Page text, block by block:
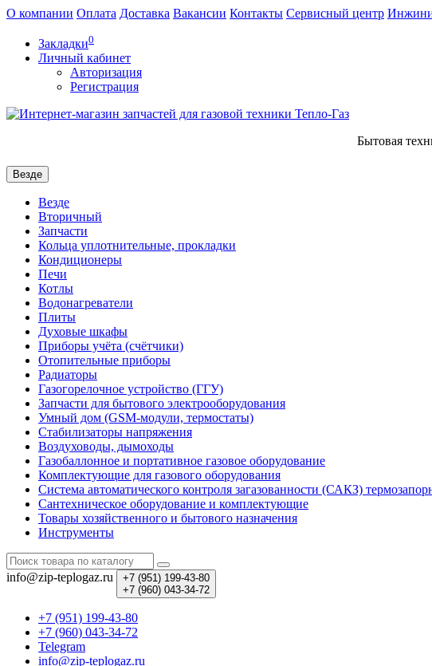
О компании Оплата Доставка Вакансии Контакты Сервисный центр
Закладки0
Личный кабинет
Авторизация
Регистрация
Бытовая
Везде
Везде
Вторичный
Запчасти
Кольца уплотнительные, прокладки
Кондиционеры
Печи
Котлы
Водонагреватели
Плиты
Духовые шкафы
Приборы учёта (счётчики)
Отопительные приборы
Радиаторы
Газогорелочное устройство (ГГУ)
Запчасти для бытового электрооборудования
Умный дом (GSM-модули, термостаты)
Cтабилизаторы напряжения
Воздуховоды, дымоходы
Газобаллонное и портативное газовое оборудование
Комплектующие для газового оборудования
Система автоматического контроля загазованности (САКЗ)
Сантехническое оборудование и комплектующие
Товары хозяйственного и бытового назначения
Инструменты
info@zip-teplogaz.ru +7 (951) 199-43-80
+7 (960) 043-34-72
+7 (951) 199-43-80
+7 (960) 043-34-72
Telegram
info@zip-teplogaz.ru